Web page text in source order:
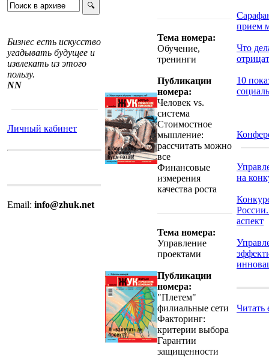
Бизнес есть искусство
угадывать будущее и
извлекать из этого
пользу.
NN
Личный кабинет
Email: info@zhuk.net
Тема номера:
Обучение,
тренинги
Публикации
номера:
Человек vs.
система
Стоимостное
мышление:
рассчитать можно
все
Финансовые
измерения
качества роста
Тема номера:
Управление
проектами
Публикации
номера:
"Плетем"
филиальные сети
Факторинг:
критерии выбора
Гарантии
защищенности
прием
Что
10
на
аспект
Читать